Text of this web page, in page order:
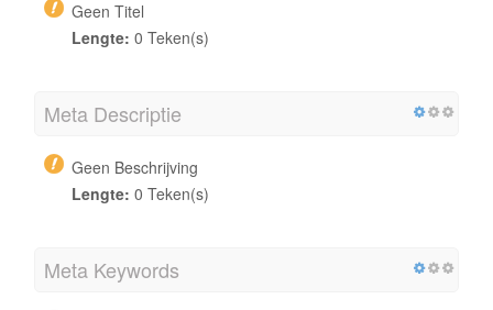
Geen Titel
Lengte: 0 Teken(s)
Meta Descriptie
Geen Beschrijving
Lengte: 0 Teken(s)
Meta Keywords